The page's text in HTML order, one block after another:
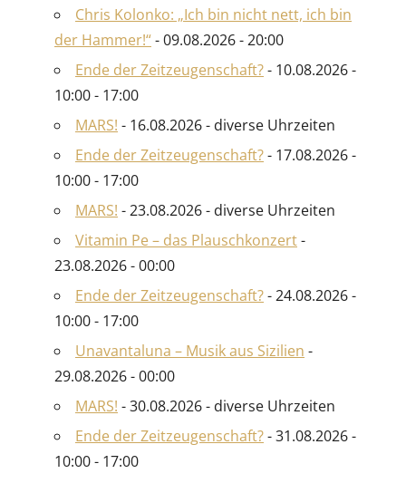
Chris Kolonko: „Ich bin nicht nett, ich bin
der Hammer!“- 09.08.2026 - 20:00
Ende der Zeitzeugenschaft?- 10.08.2026 -
10:00 - 17:00
MARS! - 16.08.2026 - diverse Uhrzeiten
Ende der Zeitzeugenschaft?- 17.08.2026 -
10:00 - 17:00
MARS! - 23.08.2026 - diverse Uhrzeiten
Vitamin Pe – das Plauschkonzert-
23.08.2026 - 00:00
Ende der Zeitzeugenschaft?- 24.08.2026 -
10:00 - 17:00
Unavantaluna – Musik aus Sizilien -
29.08.2026 - 00:00
MARS! - 30.08.2026 - diverse Uhrzeiten
Ende der Zeitzeugenschaft?- 31.08.2026 -
10:00 - 17:00